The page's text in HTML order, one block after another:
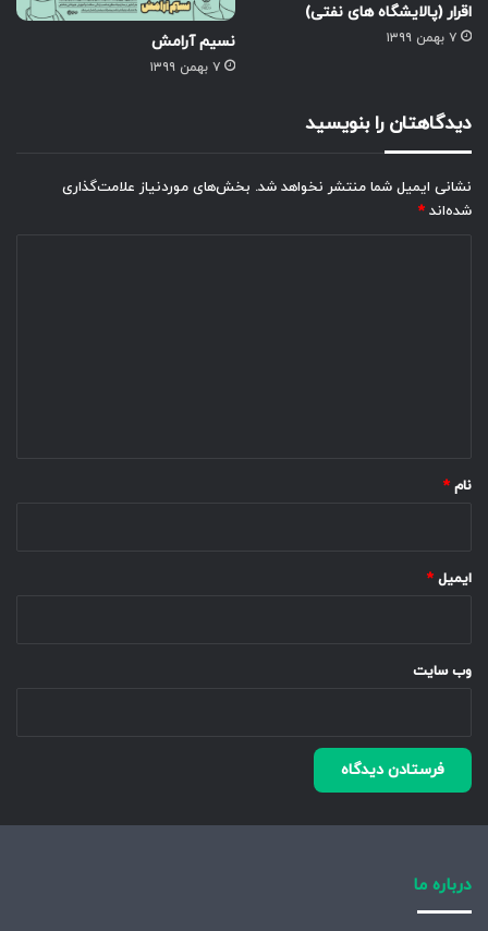
اقرار (پالایشگاه های نفتی)
۷ بهمن ۱۳۹۹ نسیم آرامش
۷ بهمن ۱۳۹۹
دیدگاهتان را بنویسید
نشانی ایمیل شما منتشر نخواهد شد. بخش‌های موردنیاز علامت‌گذاری
شده‌اند *
نام *
ایمیل *
وب‌ سایت
درباره ما